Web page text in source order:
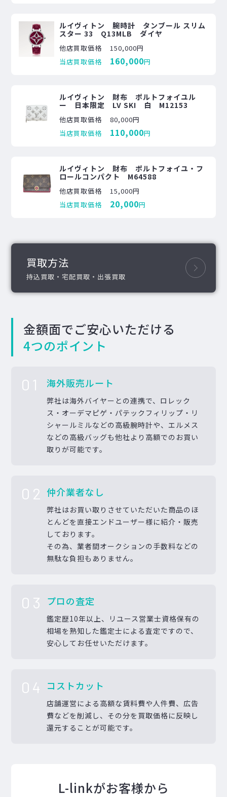
ルイヴィトン 腕時計 タンブール スリム
スター 33 Q13MLB ダイヤ
他店買取価格
150,000円
当店買取価格
160,000円
ルイヴィトン 財布 ポルトフォイユル
ー 日本限定 LV SKI 白 M12153
他店買取価格
80,000円
当店買取価格
110,000円
ルイヴィトン 財布 ポルトフォイユ・フ
ロールコンパクト M64588
他店買取価格
15,000円
当店買取価格
20,000円
買取方法
持込買取・宅配買取・出張買取
金額面でご安心いただける
4つのポイント
01 海外販売ルート
弊社は海外バイヤーとの連携で、ロレック
ス・オーデマピゲ・パテックフィリップ・リ
シャールミルなどの高級腕時計や、エルメス
などの高級バッグも他社より高額でのお買い
取りが可能です。
02 仲介業者なし
弊社はお買い取りさせていただいた商品のほ
とんどを直接エンドユーザー様に紹介・販売
しております。
その為、業者間オークションの手数料などの
無駄な負担もありません。
03 プロの査定
鑑定歴10年以上、リユース営業士資格保有の
相場を熟知した鑑定士による査定ですので、
安心してお任せいただけます。
04 コストカット
店舗運営による高額な賃料費や人件費、広告
費などを削減し、その分を買取価格に反映し
還元することが可能です。
L-linkがお客様から